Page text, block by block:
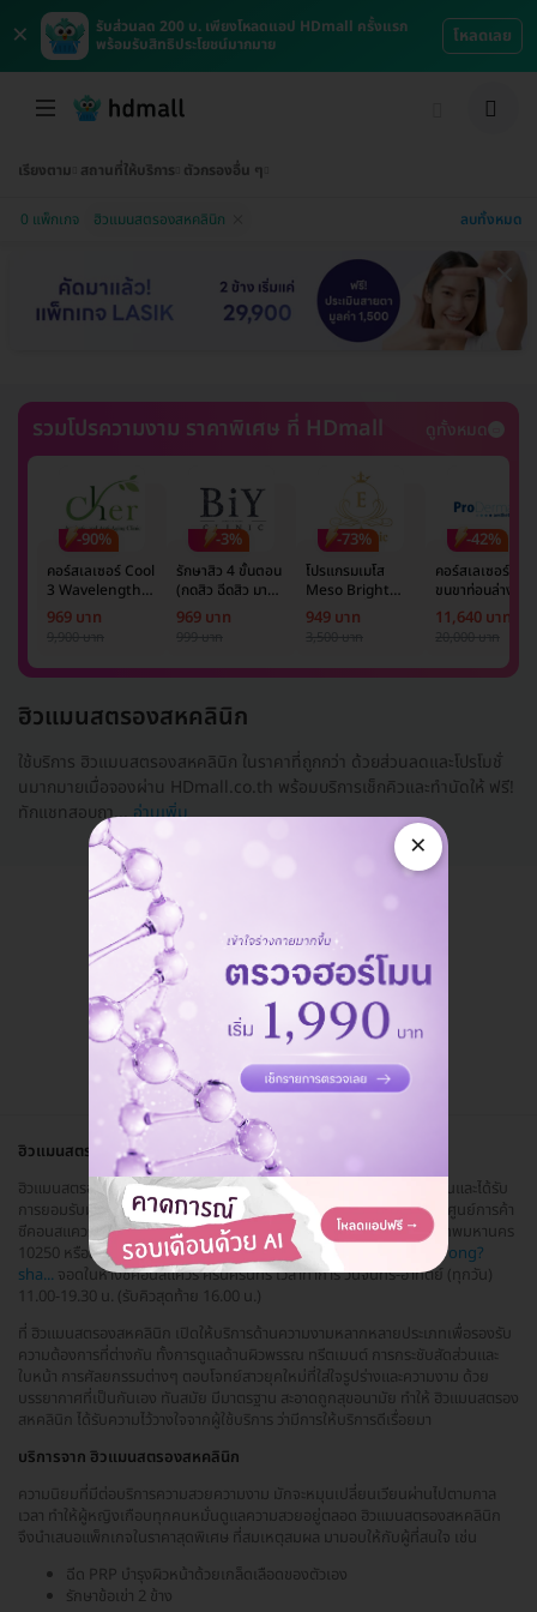
×
รับส่วนลด 200 บ. เพียงโหลดแอป HDmall ครั้งแรก
พร้อมรับสิทธิประโยชน์มากมาย
โหลดเลย
เรียงตาม สถานที่ให้บริการ ตัวกรองอื่น ๆ
0 แพ็กเกจ ฮิวแมนสตรองสหคลินิก ลบทั้งหมด
รวมโปรความงาม ราคาพิเศษ ที่ HDmall ดูทั้งหมด
-90%
คอร์สเลเซอร์ Cool
3 Wavelength
Diode กำจัดขน
รักแร้ 1 ปี 12 ครั้ง
969 บาท
9,900 บาท
-3%
รักษาสิว 4 ขั้นตอน
(กดสิว ฉีดสิว มาส์ก
หน้า และฉายแสง)
1 ครั้ง
969 บาท
999 บาท
-73%
โปรแกรมเมโส
Meso Bright
จำนวนซีซีขึ้นอยู่กับ
แพทย์ประเมิน เพื่อ
ครั้ง
949 บาท
3,500 บาท
-42%
คอร์สเลเซอร์กำจั
ขนขาท่อนล่าง 2
ข้าง 5 ครั้ง ด้วย
เลเซอร์
11,640 บาท
20,000 บาท
ฮิวแมนสตรองสหคลินิก
ใช้บริการ ฮิวแมนสตรองสหคลินิก ในราคาที่ถูกกว่า ด้วยส่วนลดและโปรโมชั่
นมากมายเมื่อจองผ่าน HDmall.co.th พร้อมบริการเช็กคิวและทำนัดให้ ฟรี!
ทักแชทสอบถา...อ่านเพิ่ม
แอดมินพร้อมดูแลคุณทุกวันทางไลน์
คุยกับแอดมิน ฟรี!
ฮิวแมนสตรองสหคลินิก
ฮิวแมนสตรองสหคลินิก สถาบันเสริมความงามแบบครบวงจร ที่มีมาตรฐานและได้รับ
การยอมรับมานาน ฮิวแมนสตรองสหคลินิก ตั้งอยู่ที่ เดินทางสะดวก ชั้น 3 ศูนย์การค้า
ซีคอนสแควร์ เลขที่ 55 ถ. ศรีนครินทร์ แขวงหนองบอน เขตประเวศ กรุงเทพมหานคร
10250 หรือสามารถกดดูแผนที่ได้ที่ลิงก์นี้https://g.page/HumanStrong?
sha... จอดในห้างซีคอนสแควร์ ศรีนครินทร์ เวลาทำการ วันจันทร์-อาทิตย์ (ทุกวัน)
11.00-19.30 น. (รับคิวสุดท้าย 16.00 น.)
ที่ ฮิวแมนสตรองสหคลินิก เปิดให้บริการด้านความงามหลากหลายประเภทเพื่อรองรับ
ความต้องการที่ต่างกัน ทั้งการดูแลด้านผิวพรรณ ทรีตเมนต์ การกระชับสัดส่วนและ
ใบหน้า การศัลยกรรมต่างๆ ตอบโจทย์สาวยุคใหม่ที่ใส่ใจรูปร่างและความงาม ด้วย
บรรยากาศที่เป็นกันเอง ทันสมัย มีมาตรฐาน สะอาดถูกสุขอนามัย ทำให้ ฮิวแมนสตรอง
สหคลินิก ได้รับความไว้วางใจจากผู้ใช้บริการ ว่ามีการให้บริการดีเรื่อยมา
บริการจาก ฮิวแมนสตรองสหคลินิก
ความนิยมที่มีต่อบริการความสวยความงาม มักจะหมุนเปลี่ยนเวียนผ่านไปตามกาล
เวลา ทำให้ผู้หญิงเกือบทุกคนหมั่นดูแลความสวยอยู่ตลอด ฮิวแมนสตรองสหคลินิก
จึงนำเสนอแพ็กเกจในราคาสุดพิเศษ ที่สมเหตุสมผล มามอบให้กับผู้ที่สนใจ เช่น
ฉีด PRP บำรุงผิวหน้าด้วยเกล็ดเลือดของตัวเอง
รักษาข้อเข่า 2 ข้าง
×